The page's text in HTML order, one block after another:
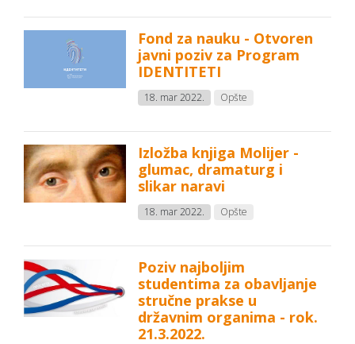
Fond za nauku - Otvoren
javni poziv za Program
IDENTITETI
18. mar 2022. Opšte
Izložba knjiga Molijer -
glumac, dramaturg i
slikar naravi
18. mar 2022. Opšte
Poziv najboljim
studentima za obavljanje
stručne prakse u
državnim organima - rok.
21.3.2022.